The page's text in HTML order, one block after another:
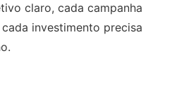
claro, cada campanha
investimento precisa